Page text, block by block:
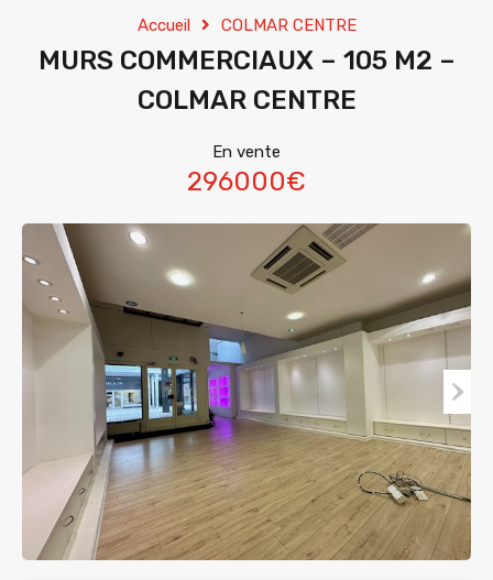
Accueil COLMAR CENTRE
MURS COMMERCIAUX – 105 M2 –
COLMAR CENTRE
En vente
296000€